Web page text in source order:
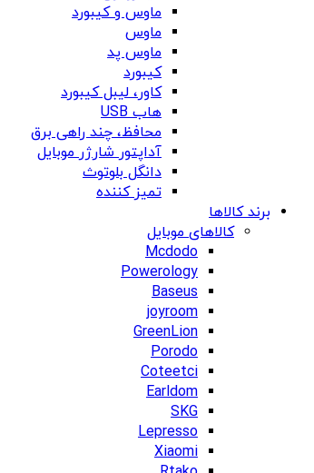
ماوس و کیبورد
ماوس
ماوس پد
کیبورد
کاور، لیبل کیبورد
هاب USB
محافظ، چند راهی برق
آداپتور شارژر موبایل
دانگل بلوتوث
تمیز کننده
برند کالاها
کالاهای موبایل
Mcdodo
Powerology
Baseus
joyroom
GreenLion
Porodo
Coteetci
Earldom
SKG
Lepresso
Xiaomi